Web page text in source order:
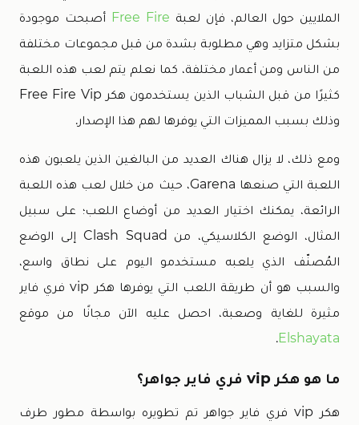
الملايين حول العالم، فإن لعبة Free Fire أصبحت موجودة
بشكل متزايد وهي مطلوبة بشدة من قبل مجموعات مختلفة
من الناس ومن أعمار مختلفة، كما نعلم يتم لعب هذه اللعبة
كثيرًا من قبل الشباب الذين يستخدمون هكر Free Fire Vip
وذلك بسبب المميزات التي يوفرها لهم هذا الإصدار.
ومع ذلك، لا يزال هناك العديد من البالغين الذين يلعبون هذه
اللعبة التي صنعها Garena، حيث من خلال لعب هذه اللعبة
الرائعة، يمكنك اختيار العديد من أوضاع اللعب؛ على سبيل
المثال، الوضع الكلاسيكي، من Clash Squad إلى الوضع
المُصنّف الذي يلعبه مستخدمو اليوم على نطاق واسع،
والسبب هو أن طريقة اللعب التي يوفرها هكر vip فري فاير
مثيرة للغاية وصعبة، احصل عليه الآن مجانًا من موقع
Elshayata
.
ما هو هكر vip فري فاير جواهر؟
هكر vip فري فاير جواهر تم تطويره بواسطة مطور طرف